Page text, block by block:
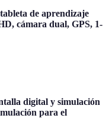
de aprendizaje
cámara dual, GPS, 1-
digital y simulación
para el